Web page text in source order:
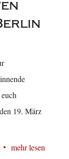
19. März
mehr lesen